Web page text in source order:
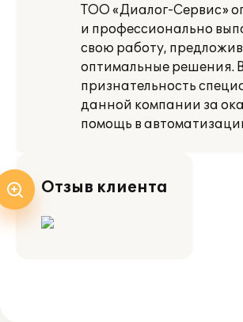
ТОО «Диалог-Сервис»
и профессионально
свою работу,
оптимальные решения.
признательность
данной компании за
помощь в
Отзыв клиента